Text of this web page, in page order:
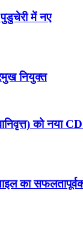
में नए
नियुक्त
को नया
का